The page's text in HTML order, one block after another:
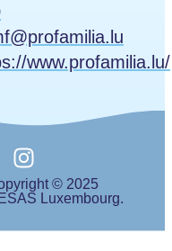
www.profamilia.lu/
© 2025
Luxembourg.